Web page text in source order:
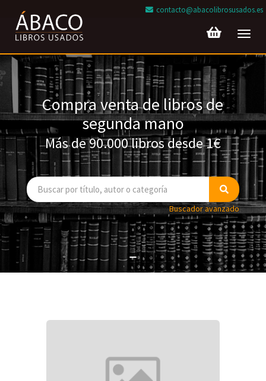
contacto@abacolibrosusados.es
Compra venta de libros de
segunda mano
Más de 90.000 libros desde 1€
Buscador avanzado